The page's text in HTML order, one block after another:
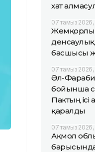
хат
07 тамыз 2026,
басшысы
07 тамыз 2026,
Әл-
бойынша
Пактың
қаралды
07 тамыз 2026,
Ақмол